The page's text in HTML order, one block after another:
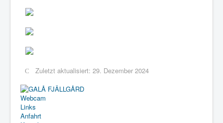
Zuletzt aktualisiert: 29. Dezember 2024
Webcam
Links
Anfahrt